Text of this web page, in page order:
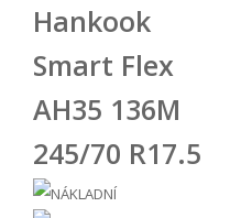
Hankook
Smart Flex
AH35 136M
245/70 R17.5